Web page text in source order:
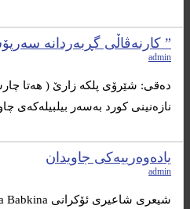
” کارنەڤاڵی گڕبەردانە
admin
دەقی: شێرۆی پلکە زارێ ( هەتا
نازەنینی کورد بەسەر بیلبیلەکەی
یادەوەرییەکی جاویدان
admin